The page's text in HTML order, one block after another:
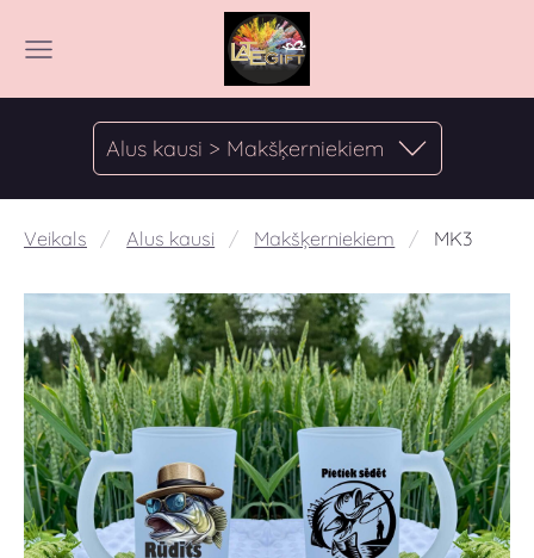
Alus kausi > Makšķerniekiem
Veikals Alus kausi Makšķerniekiem MK3